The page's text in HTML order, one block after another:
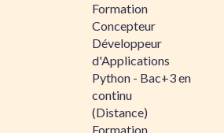
Formation
Concepteur
Développeur
d'Applications
Python - Bac+3 en
continu
(Distance)
Formation